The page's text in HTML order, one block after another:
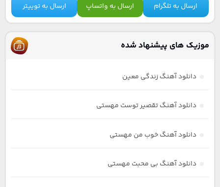
ارسال به تلگرام ارسال به واتساپ ارسال به توییتر
موزیک های پیشنهاد شده
دانلود آهنگ زندگی معین
دانلود آهنگ تقصیر توست مهستی
دانلود آهنگ خوب من مهستی
دانلود آهنگ بی محبت مهستی